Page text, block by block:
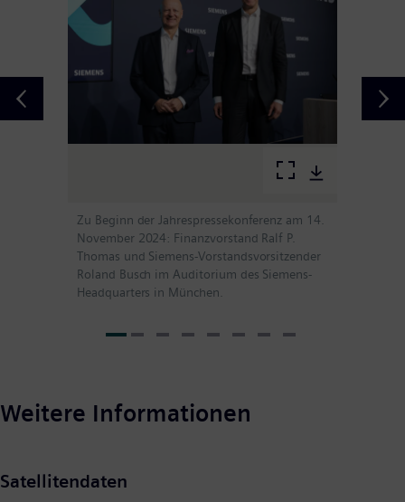
Zu Beginn der Jahrespressekonferenz am 14.
November 2024: Finanzvorstand Ralf P.
Thomas und Siemens-Vorstandsvorsitzender
Roland Busch im Auditorium des Siemens-
Headquarters in München.
Weitere Informationen
Satellitendaten